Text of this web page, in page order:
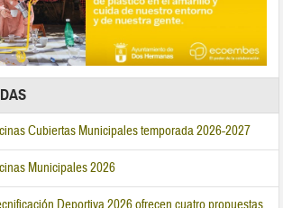
Cubiertas Municipales temporada 2026-2027
Municipales 2026